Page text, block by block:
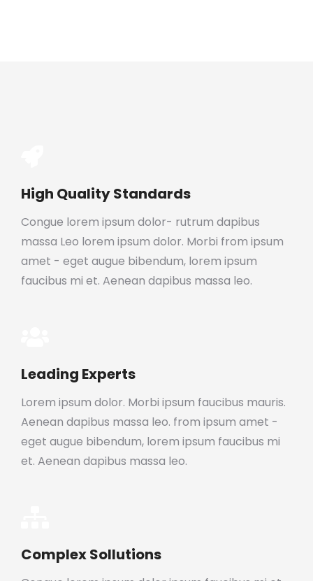
High Quality Standards
Congue lorem ipsum dolor- rutrum dapibus
massa Leo lorem ipsum dolor. Morbi from ipsum
amet - eget augue bibendum, lorem ipsum
faucibus mi et. Aenean dapibus massa leo.
Leading Experts
Lorem ipsum dolor. Morbi ipsum faucibus mauris.
Aenean dapibus massa leo. from ipsum amet -
eget augue bibendum, lorem ipsum faucibus mi
et. Aenean dapibus massa leo.
Complex Sollutions